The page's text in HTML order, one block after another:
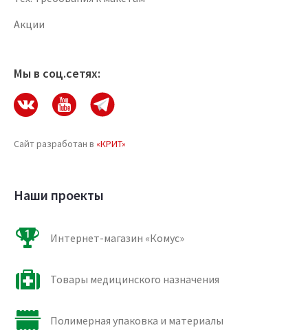
Акции
Мы в соц.сетях:
Сайт разработан в «КРИТ»
Наши проекты
Интернет-магазин «Комус»
Товары медицинского назначения
Полимерная упаковка и материалы